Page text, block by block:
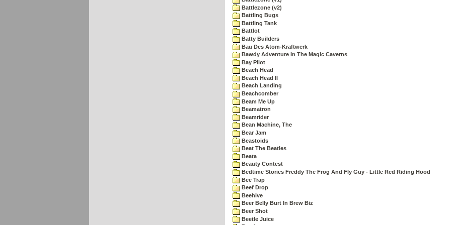
Battlezone (v2)
Battling Bugs
Battling Tank
Battlot
Batty Builders
Bau Des Atom-Kraftwerk
Bawdy Adventure In The Magic Caverns
Bay Pilot
Beach Head
Beach Head II
Beach Landing
Beachcomber
Beam Me Up
Beamatron
Beamrider
Bean Machine, The
Bear Jam
Beastoids
Beat The Beatles
Beata
Beauty Contest
Bedtime Stories Freddy The Frog And Fly Guy - Little Red Riding Hood
Bee Trap
Beef Drop
Beehive
Beer Belly Burt In Brew Biz
Beer Shot
Beetle Juice